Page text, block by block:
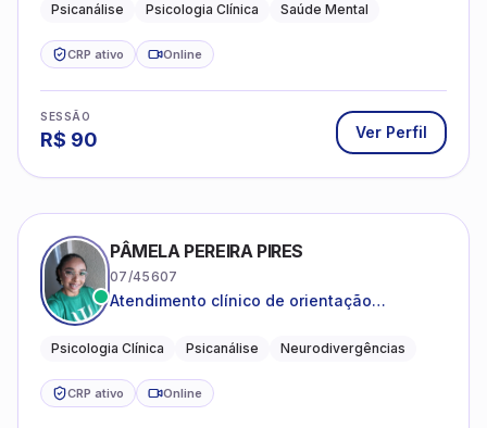
Psicanálise Psicologia Clínica Saúde Mental
CRP ativo Online
SESSÃO
R$ 90 Ver Perfil
PÂMELA PEREIRA PIRES
07/45607
Atendimento clínico de orientação
crianças neurotípicas
Psicologia Clínica Psicanálise Neurodivergências
CRP ativo Online